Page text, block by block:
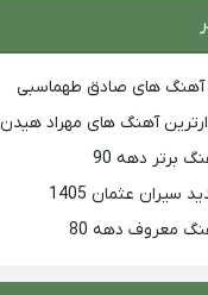
آهنگ های صادق طهماسبی
آهنگ های مهراد هیدن 1405
عثمان 1405